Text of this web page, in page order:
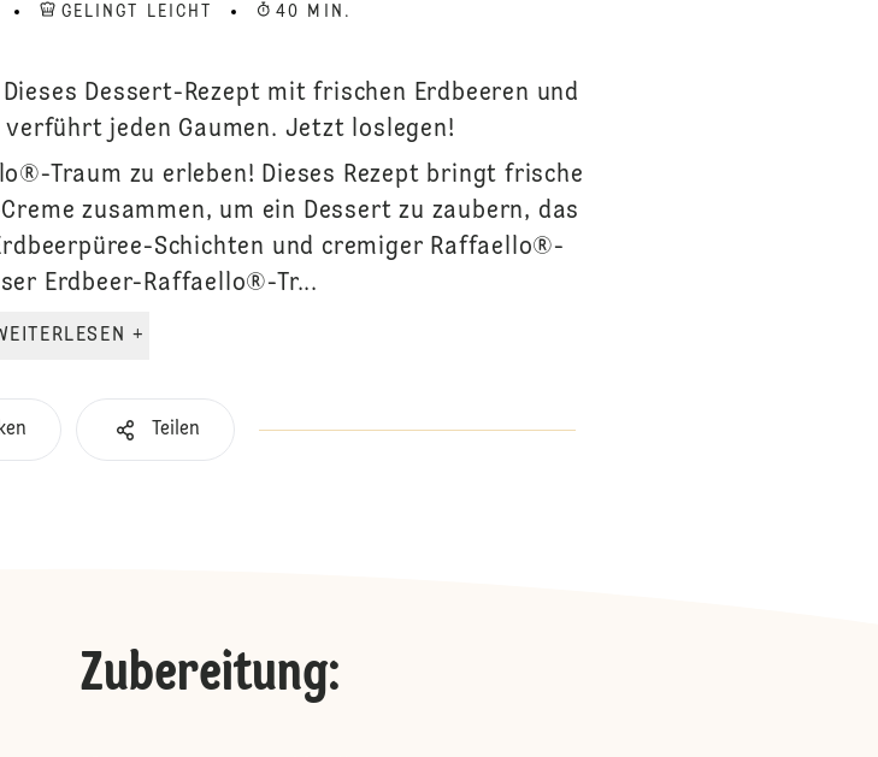
GELINGT LEICHT 40 MIN.
Dessert-Rezept mit frischen Erdbeeren und
jeden Gaumen. Jetzt loslegen!
Traum zu erleben! Dieses Rezept bringt frische
zusammen, um ein Dessert zu zaubern, das
Schichten und cremiger Raffaello®-
Erdbeer-Raffaello®-Tr...
WEITERLESEN +
Teilen
Zubereitung: